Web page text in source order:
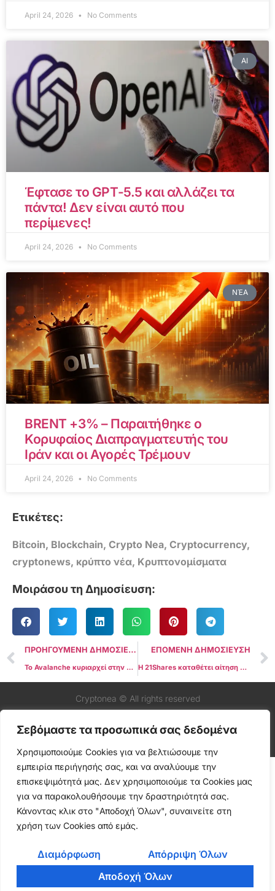
Σεβόμαστε τα προσωπικά σας δεδομένα
Χρησιμοποιούμε Cookies για να βελτιώσουμε την
εμπειρία περιήγησής σας, και να αναλύουμε την
επισκεψιμότητά μας. Δεν χρησιμοποιούμε τα Cookies μας
για να παρακολουθήσουμε την δραστηριότητά σας.
Κάνοντας κλικ στο "Αποδοχή Όλων", συναινείτε στη
χρήση των Cookies από εμάς.
Διαμόρφωση
Απόρριψη Όλων
Αποδοχή Όλων
April 24, 2026 No Comments
AI
Έφτασε το GPT-5.5 και αλλάζει τα
πάντα! Δεν είναι αυτό που
περίμενες!
April 24, 2026 No Comments
ΝΈΑ
BRENT +3% – Παραιτήθηκε ο
Κορυφαίος Διαπραγματευτής του
Ιράν και οι Αγορές Τρέμουν
April 24, 2026 No Comments
Ετικέτες:
Bitcoin, Blockchain, Crypto Nea, Cryptocurrency,
cryptonews, κρύπτο νέα, Κρυπτονομίσματα
Μοιράσου τη Δημοσίευση:
ΠΡΟΗΓΟΥΜΕΝΗ ΔΗΜΟΣΙΕΥΣΗ
Το Avalanche κυριαρχεί στην ανάπτυξη συναλλαγών καθώς η κυβέρνηση των ΗΠΑ υλοποιεί δεδομένα on-chain
ΕΠΟΜΕΝΗ ΔΗΜΟΣΙΕΥΣΗ
Η 21Shares καταθέτει αίτηση για SEI ETF, μπαίνοντας στον ανταγωνισμό με την Canary Capital
Cryptonea © All rights reserved